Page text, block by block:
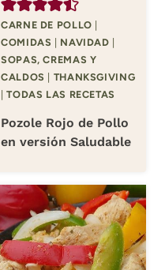
CARNE DE POLLO
COMIDAS
NAVIDAD
SOPAS, CREMAS Y
CALDOS
THANKSGIVING
|TODAS LAS RECETAS
Pozole Rojo de Pollo
en versión Saludable